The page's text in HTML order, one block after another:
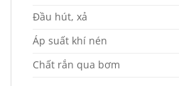
Đầu hút, xả
Áp suất khí nén
Chất rắn qua bơm